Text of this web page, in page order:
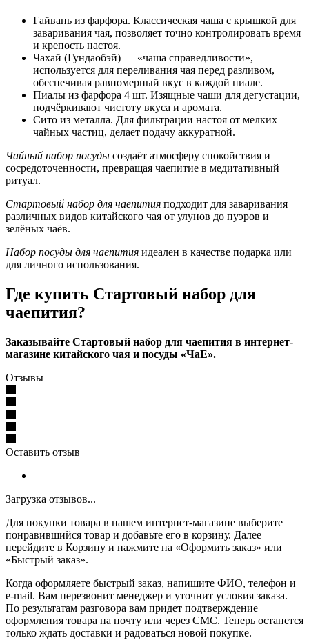
Гайвань из фарфора. Классическая чаша с крышкой для
заваривания чая, позволяет точно контролировать время
и крепость настоя.
Чахай (Гундаобэй) — «чаша справедливости»,
используется для переливания чая перед разливом,
обеспечивая равномерный вкус в каждой пиале.
Пиалы из фарфора 4 шт. Изящные чаши для дегустации,
подчёркивают чистоту вкуса и аромата.
Сито из металла. Для фильтрации настоя от мелких
чайных частиц, делает подачу аккуратной.
Чайный набор посуды создаёт атмосферу спокойствия и
сосредоточенности, превращая чаепитие в медитативный
ритуал.
Стартовый набор для чаепития подходит для заваривания
различных видов китайского чая от улунов до пуэров и
зелёных чаёв.
Набор посуды для чаепития идеален в качестве подарка или
для личного использования.
Где купить Стартовый набор для
чаепития?
Заказывайте Стартовый набор для чаепития в интернет-
магазине китайского чая и посуды «ЧаЕ».
Отзывы
Оставить отзыв
Загрузка отзывов...
Для покупки товара в нашем интернет-магазине выберите
понравившийся товар и добавьте его в корзину. Далее
перейдите в Корзину и нажмите на «Оформить заказ» или
«Быстрый заказ».
Когда оформляете быстрый заказ, напишите ФИО, телефон и
e-mail. Вам перезвонит менеджер и уточнит условия заказа.
По результатам разговора вам придет подтверждение
оформления товара на почту или через СМС. Теперь останется
только ждать доставки и радоваться новой покупке.